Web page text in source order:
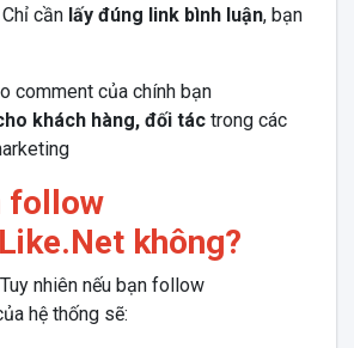
cần lấy đúng link bình luận, bạn
comment của chính bạn
khách hàng, đối táctrong các
follow
không?
nhiên nếu bạn follow
hệ thống sẽ: